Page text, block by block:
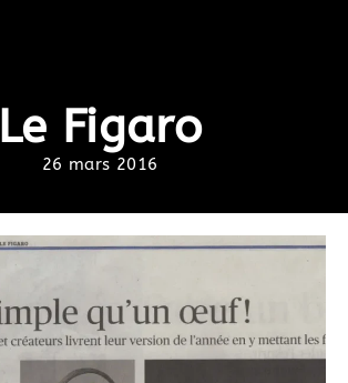
Le Figaro
26 mars 2016